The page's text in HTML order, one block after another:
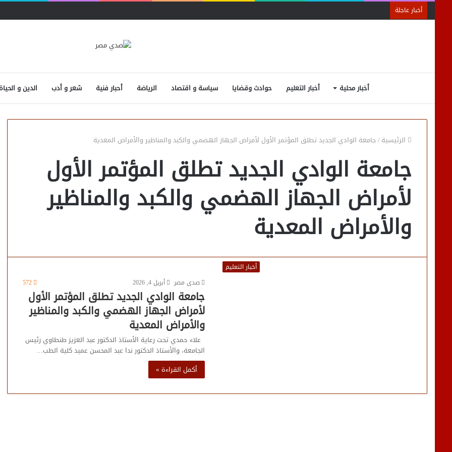
أخبار عاجلة
أخبار محلية أخبار التعليم حوادث وقضايا سياسة و اقتصاد الرياضة أحبار فنية شعر و أدب الدين و الحياة
الرئيسية/جامعة الوادي الجديد تطلق المؤتمر الأول لأمراض الجهاز الهضمي والكبد والمناظير والأمراض المعدية
جامعة الوادي الجديد تطلق المؤتمر الأول
لأمراض الجهاز الهضمي والكبد والمناظير
والأمراض المعدية
أخبار التعليم
صدى مصر
أبريل 4, 2026 572
جامعة الوادي الجديد تطلق المؤتمر الأول
لأمراض الجهاز الهضمي والكبد والمناظير
والأمراض المعدية
علاء حمدي تحت رعاية الأستاذ الدكتور عبد العزيز طنطاوي رئيس
الجامعة، والأستاذ الدكتور ندا عبد المحسن عميد كلية الطب…
أكمل القراءة »